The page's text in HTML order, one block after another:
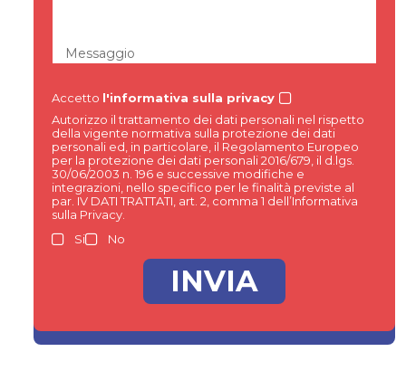
Messaggio
Accetto l'informativa sulla privacy
Autorizzo il trattamento dei dati personali nel rispetto
della vigente normativa sulla protezione dei dati
personali ed, in particolare, il Regolamento Europeo
per la protezione dei dati personali 2016/679, il d.lgs.
30/06/2003 n. 196 e successive modifiche e
integrazioni, nello specifico per le finalità previste al
par. IV DATI TRATTATI, art. 2, comma 1 dell’Informativa
sulla Privacy.
Si
No